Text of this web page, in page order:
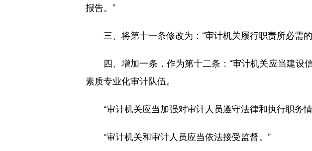
报告。”
三、将第十一条修改为：“审计机关履行职责所必需
四、增加一条，作为第十二条：“审计机关应当建设
素质专业化审计队伍。
“审计机关应当加强对审计人员遵守法律和执行职务情
“审计机关和审计人员应当依法接受监督。”